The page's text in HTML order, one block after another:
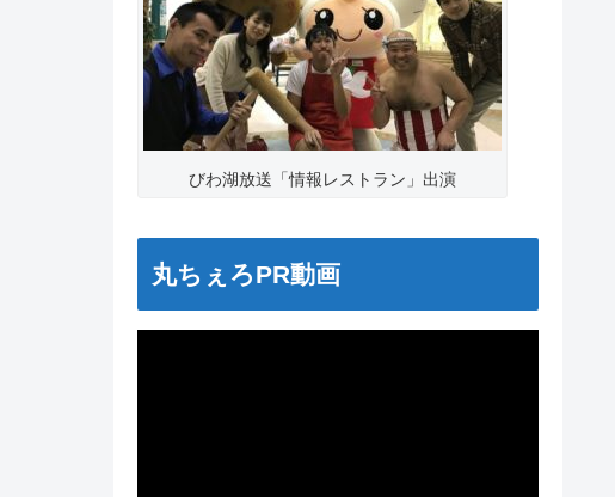
びわ湖放送「情報レストラン」出演
丸ちぇろPR動画